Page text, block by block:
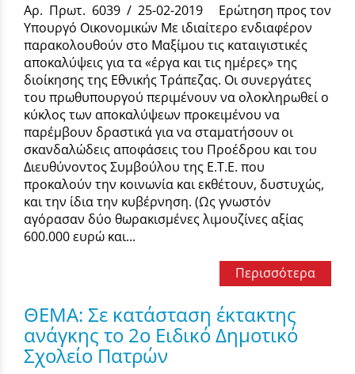
Αρ. Πρωτ. 6039 / 25-02-2019 Ερώτηση προς τον
Υπουργό Οικονομικών Με ιδιαίτερο ενδιαφέρον
παρακολουθούν στο Μαξίμου τις καταιγιστικές
αποκαλύψεις για τα «έργα και τις ημέρες» της
διοίκησης της Εθνικής Τράπεζας. Οι συνεργάτες
του πρωθυπουργού περιμένουν να ολοκληρωθεί ο
κύκλος των αποκαλύψεων προκειμένου να
παρέμβουν δραστικά για να σταματήσουν οι
σκανδαλώδεις αποφάσεις του Προέδρου και του
Διευθύνοντος Συμβούλου της Ε.Τ.Ε. που
προκαλούν την κοινωνία και εκθέτουν, δυστυχώς,
και την ίδια την κυβέρνηση. (Ως γνωστόν
αγόρασαν δύο θωρακισμένες λιμουζίνες αξίας
600.000 ευρώ και...
Περισσότερα
ΘΕΜΑ: Σε κατάσταση έκτακτης
ανάγκης το 2ο Ειδικό Δημοτικό
Σχολείο Πατρών